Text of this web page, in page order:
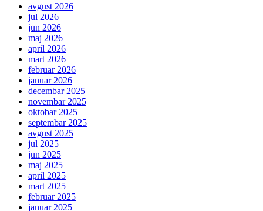
avgust 2026
jul 2026
jun 2026
maj 2026
april 2026
mart 2026
februar 2026
januar 2026
decembar 2025
novembar 2025
oktobar 2025
septembar 2025
avgust 2025
jul 2025
jun 2025
maj 2025
april 2025
mart 2025
februar 2025
januar 2025